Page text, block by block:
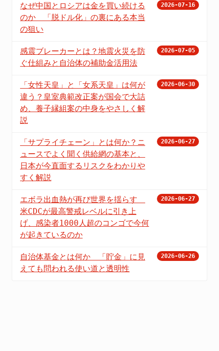
なぜ中国とロシアは金を買い続ける
のか 「脱ドル化」の裏にある本当
の狙い
2026-07-16
感震ブレーカーとは？地震火災を防
ぐ仕組みと自治体の補助金活用法
2026-07-05
「女性天皇」と「女系天皇」は何が
違う？皇室典範改正案が国会で大詰
め、養子縁組案の中身をやさしく解
説
2026-06-30
「サプライチェーン」とは何か？ニ
ュースでよく聞く供給網の基本と、
日本が今直面するリスクをわかりや
すく解説
2026-06-27
エボラ出血熱が再び世界を揺らす
米CDCが最高警戒レベルに引き上
げ、感染者1000人超のコンゴで今何
が起きているのか
2026-06-27
自治体基金とは何か 「貯金」に見
えても問われる使い道と透明性
2026-06-26